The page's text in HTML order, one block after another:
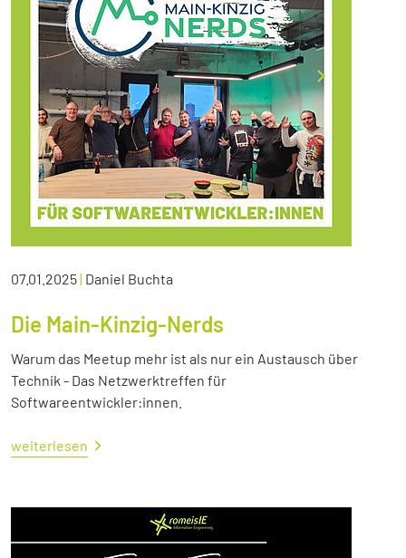
07.01.2025| Daniel Buchta
Die Main-Kinzig-Nerds
Warum das Meetup mehr ist als nur ein Austausch über
Technik - Das Netzwerktreffen für
Softwareentwickler:innen.
weiterlesen